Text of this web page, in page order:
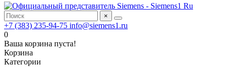
×
+7 (383) 235-94-75 info@siemens1.ru
0
Ваша корзина пуста!
Корзина
Категории